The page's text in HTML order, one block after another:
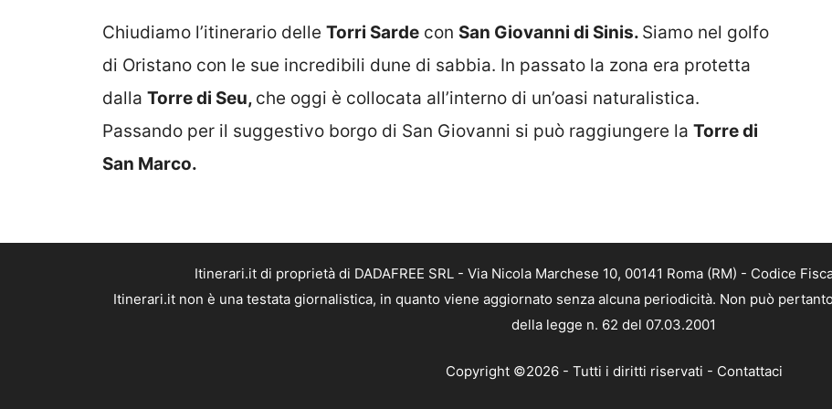
Chiudiamo l’itinerario delle Torri Sarde con San Giovanni di Sinis. Siamo nel golfo
di Oristano con le sue incredibili dune di sabbia. In passato la zona era protetta
dalla Torre di Seu, che oggi è collocata all’interno di un’oasi naturalistica.
Passando per il suggestivo borgo di San Giovanni si può raggiungere la Torre di
San Marco.
Itinerari.it di proprietà di DADAFREE SRL - Via Nicola Marchese 10, 00141 Roma (RM) - Codice
Itinerari.it non è una testata giornalistica, in quanto viene aggiornato senza alcuna periodicità. Non può
della legge n. 62 del 07.03.2001
Copyright ©2026 - Tutti i diritti riservati - Contattaci